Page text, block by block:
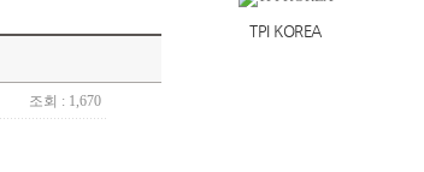
TPI KOREA
조회 : 1,670